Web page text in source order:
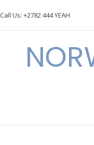
Call Us: +2782 444 YEAH